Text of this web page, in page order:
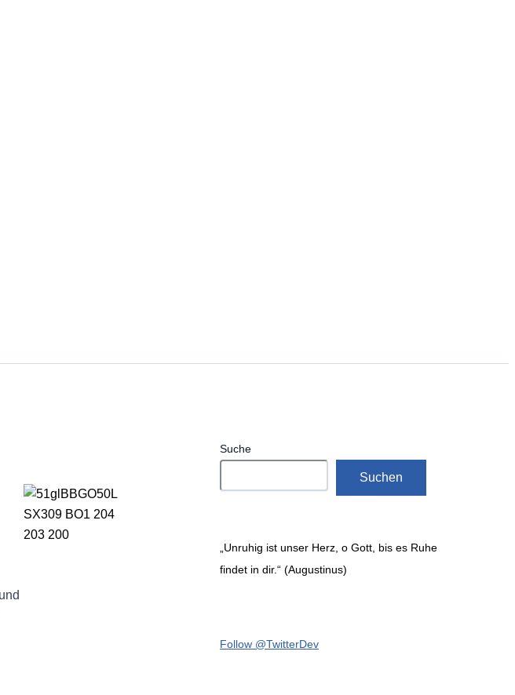
Suche
Suchen
„Unruhig ist unser Herz, o Gott, bis es Ruhe
findet in dir.“ (Augustinus)
Follow @TwitterDev